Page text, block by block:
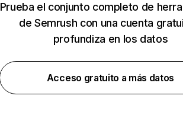
Prueba el conjunto completo de
de Semrush con una cuenta
profundiza en los datos
Acceso gratuito a más datos